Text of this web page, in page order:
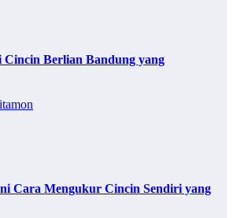
Cincin Berlian Bandung yang
Cara Mengukur Cincin Sendiri yang